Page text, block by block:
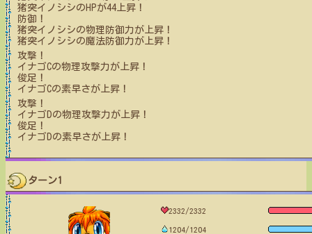
猪突イノシシのHPが44上昇！
防御！
猪突イノシシの物理防御力が上昇！
猪突イノシシの魔法防御力が上昇！
攻撃！
イナゴCの物理攻撃力が上昇！
俊足！
イナゴCの素早さが上昇！
攻撃！
イナゴDの物理攻撃力が上昇！
俊足！
イナゴDの素早さが上昇！
ターン1
2332/2332
1204/1204